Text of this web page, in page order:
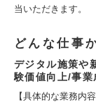
当いただきます。
どんな仕事
デジタル施策や
験価値向上/事業
【具体的な業務内容